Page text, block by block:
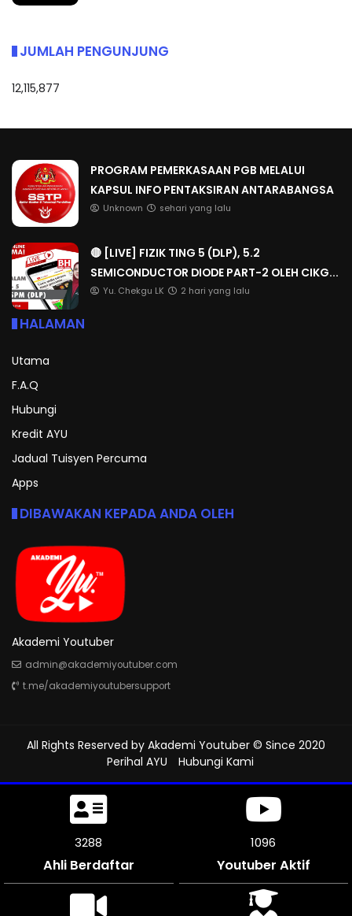
JUMLAH PENGUNJUNG
12,115,877
PROGRAM PEMERKASAAN PGB MELALUI
KAPSUL INFO PENTAKSIRAN ANTARABANGSA
Unknown sehari yang lalu
🔴 [LIVE] FIZIK TING 5 (DLP), 5.2
SEMICONDUCTOR DIODE PART-2 OLEH CIKG...
Yu. Chekgu LK 2 hari yang lalu
HALAMAN
Utama
F.A.Q
Hubungi
Kredit AYU
Jadual Tuisyen Percuma
Apps
DIBAWAKAN KEPADA ANDA OLEH
Akademi Youtuber
admin@akademiyoutuber.com
t.me/akademiyoutubersupport
All Rights Reserved by Akademi Youtuber © Since 2020
Perihal AYU
Hubungi Kami
3663
Ahli Berdaftar
1220
Youtuber Aktif